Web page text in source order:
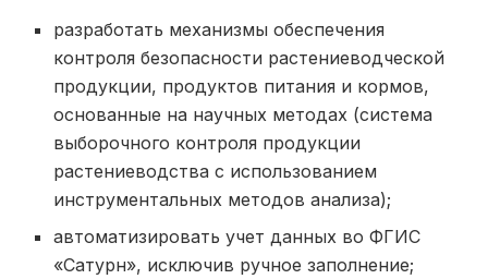
разработать механизмы обеспечения
контроля безопасности растениеводческой
продукции, продуктов питания и кормов,
основанные на научных методах (система
выборочного контроля продукции
растениеводства с использованием
инструментальных методов анализа);
автоматизировать учет данных во ФГИС
«Сатурн», исключив ручное заполнение;